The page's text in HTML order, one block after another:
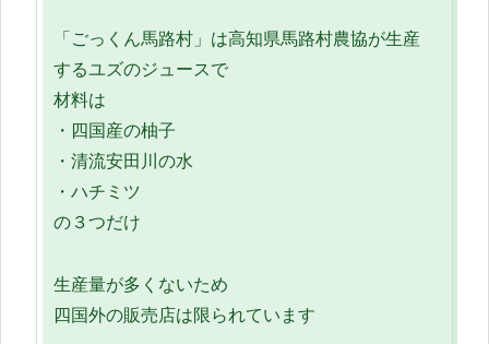
「ごっくん馬路村」は高知県馬路村農協が生産
するユズのジュースで
材料は
・四国産の柚子
・清流安田川の水
・ハチミツ
の３つだけ
生産量が多くないため
四国外の販売店は限られています